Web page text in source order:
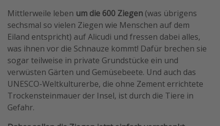
Mittlerweile leben um die 600 Ziegen (was übrigens
sechsmal so vielen Ziegen wie Menschen auf dem
Eiland entspricht) auf Alicudi und fressen dabei alles,
was ihnen vor die Schnauze kommt! Dafür brechen sie
sogar teilweise in private Grundstücke ein und
verwüsten Gärten und Gemüsebeete. Und auch das
UNESCO-Weltkulturerbe, die ohne Zement errichtete
Trockensteinmauer der Insel, ist durch die Tiere in
Gefahr.